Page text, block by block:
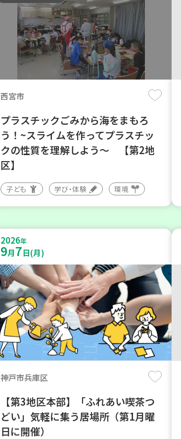
西宮市
プラスチックごみから海をまもろ
う！~スライムを作ってプラスチッ
クの性質を理解しよう～ 【第2地
区】
子ども 学び・体験 環境
2026年
9月7日(月)
神戸市兵庫区
【第3地区本部】「ふれあい喫茶つ
どい」気軽に集う居場所（第1月曜
日に開催）